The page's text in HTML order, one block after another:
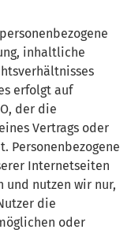
inhaltliche
erfolgt auf
der die
Vertrags oder
Personenbezogene
Internetseiten
und nutzen wir nur,
die
oder